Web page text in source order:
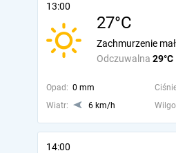
13:00
27°C
Odczuwalna 29°C
Zachmurzenie
Opad: 0 mm
Wiatr:
6 km/h
14:00